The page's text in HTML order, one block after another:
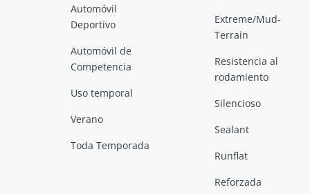
Automóvil
Deportivo
Automóvil de
Competencia
Uso temporal
Verano
Toda Temporada
Extreme/Mud-
Terrain
Resistencia al
rodamiento
Silencioso
Sealant
Runflat
Reforzada